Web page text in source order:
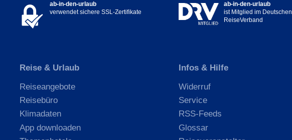
ab-in-den-urlaub
verwendet sichere SSL-Zertifikate
ab-in-den-urlaub
ist Mitglied im Deutschen
ReiseVerband
Reise & Urlaub
Reiseangebote
Reisebüro
Klimadaten
App downloaden
Infos & Hilfe
Widerruf
Service
RSS-Feeds
Glossar